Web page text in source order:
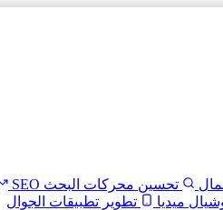
تحسين محركات البحث SEO
ميديا تطوير تطبيقات الجوال